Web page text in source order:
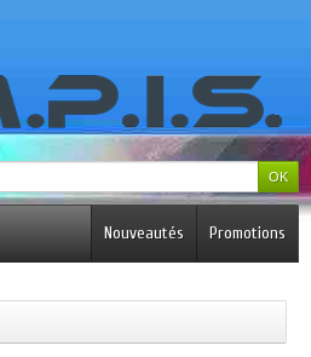
Promotions
Nouveautés